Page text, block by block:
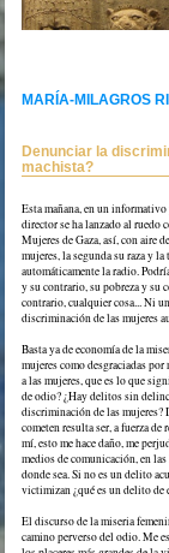
MARÍA-MILAGROS
Denunciar la
machista?
Esta mañana, en un
director se ha lanzado al
Mujeres de Gaza, así, con aire
mujeres, la segunda su raza y
automáticamente la radio.
y su contrario, su pobreza y su
contrario, cualquier cosa... Ni
discriminación de las mujeres
Basta ya de economía de la
mujeres como desgraciadas
a las mujeres, que es lo que
de odio? ¿Hay delitos sin
discriminación de las mujeres?
cometen resulta ser, a fuerza
mí, esto me hace daño, me
medios de comunicación, en
donde sea. Si no es un delito
victimizan ¿qué es un delito de
El discurso de la miseria
camino perverso del odio. Me